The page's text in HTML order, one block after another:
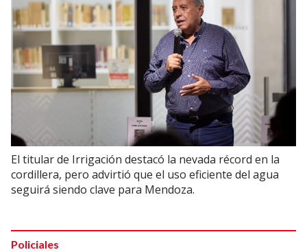
El titular de Irrigación destacó la nevada récord en la
cordillera, pero advirtió que el uso eficiente del agua
seguirá siendo clave para Mendoza.
Policiales